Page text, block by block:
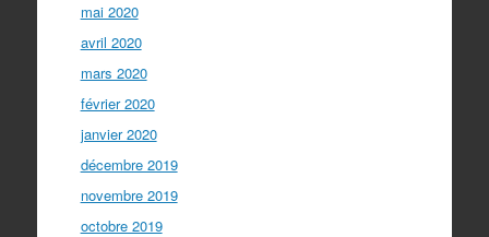
mai 2020
avril 2020
mars 2020
février 2020
janvier 2020
décembre 2019
novembre 2019
octobre 2019